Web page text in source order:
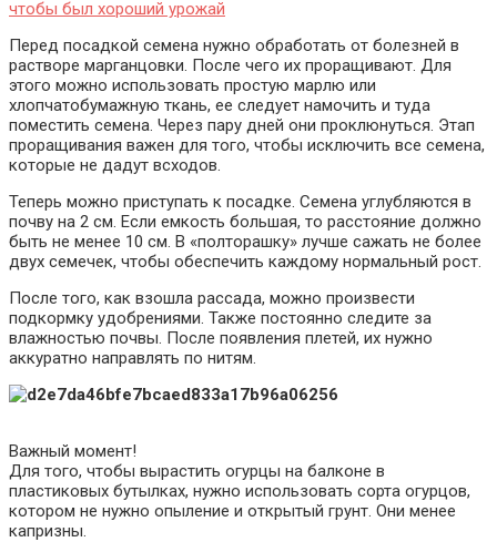
чтобы был хороший урожай
Перед посадкой семена нужно обработать от болезней в
растворе марганцовки. После чего их проращивают. Для
этого можно использовать простую марлю или
хлопчатобумажную ткань, ее следует намочить и туда
поместить семена. Через пару дней они проклюнуться. Этап
проращивания важен для того, чтобы исключить все семена,
которые не дадут всходов.
Теперь можно приступать к посадке. Семена углубляются в
почву на 2 см. Если емкость большая, то расстояние должно
быть не менее 10 см. В «полторашку» лучше сажать не более
двух семечек, чтобы обеспечить каждому нормальный рост.
После того, как взошла рассада, можно произвести
подкормку удобрениями. Также постоянно следите за
влажностью почвы. После появления плетей, их нужно
аккуратно направлять по нитям.
Важный момент!
Для того, чтобы вырастить огурцы на балконе в
пластиковых бутылках, нужно использовать сорта огурцов,
котором не нужно опыление и открытый грунт. Они менее
капризны.